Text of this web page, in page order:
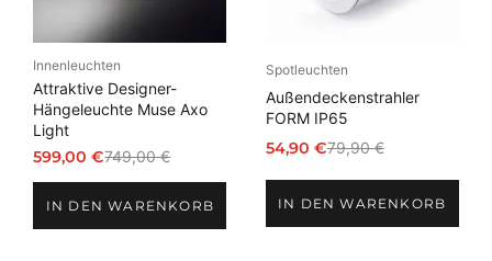
Innenleuchten
Attraktive Designer-
Hängeleuchte Muse Axo
Light
749,00€
Ursprünglicher
war:
599,00€
Aktueller
ist:IN DEN WARENKORB
Spotleuchten
Außendeckenstrahler
FORM IP65
79,90€
Ursprünglicher
Preis
war:
79,90 €
54,90 €
Aktueller
Preis
ist:
54,90 €.
IN DEN WARENKORB